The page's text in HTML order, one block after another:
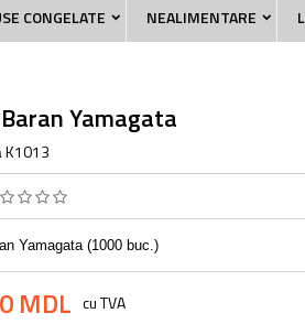
CONGELATE NEALIMENTARE
Yamagata
K1013
Yamagata (1000 buc.)
MDL cu TVA